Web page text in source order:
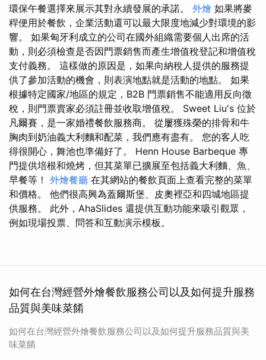
環保午餐選擇來展示其對永續發展的承諾。 外燴 如果將麥
稈便用於餐飲，企業活動還可以最大限度地減少對環境的影
響。 如果匈牙利成立的公司在國外組織需要個人出席的活
動，則必須檢查是否因門票銷售而產生增值稅登記和增值稅
支付義務。 這樣做的原因是，如果向納稅人提供的服務提
供了參加活動的機會，則表演地點就是活動的地點。 如果
根據特定國家/地區的規定，B2B 門票銷售不能適用反向徵
稅，則門票賣家必須註冊並收取增值稅。 Sweet Liu's 位於
凡爾賽，是一家婚禮餐飲服務商。 從屢獲殊榮的排骨和牛
胸肉到奶油義大利麵和配菜，我們應有盡有。 您的客人吃
得很開心，舞池也準備好了。 Henn House Barbeque 專
門提供培根和燒烤，但其菜單已擴展至包括義大利麵、魚、
早餐等！ 外燴餐廳 在其網站的餐飲頁面上查看完整的菜單
和價格。 他們很高興為蓋爾斯堡、皮奧裡亞和四城地區提
供服務。 此外，AhaSlides 還提供互動功能來吸引觀眾，
例如現場投票、問答和互動演示模板。
如何在台灣經營外燴餐飲服務公司以及如何提升服務
品質與美味菜餚
如何在台灣經營外燴餐飲服務公司以及如何提升服務品質與美
味菜餚